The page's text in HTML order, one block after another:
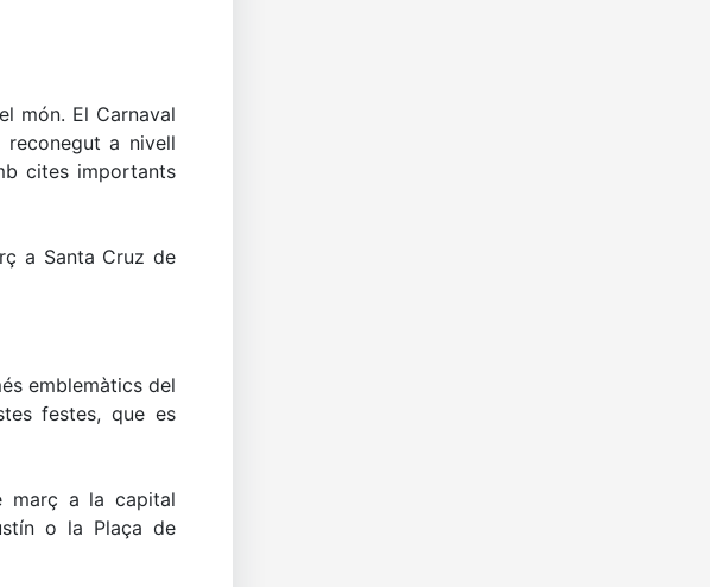
món. El Carnaval
a nivell
cites importants
a Santa Cruz de
emblemàtics del
festes, que es
març a la capital
o la Plaça de